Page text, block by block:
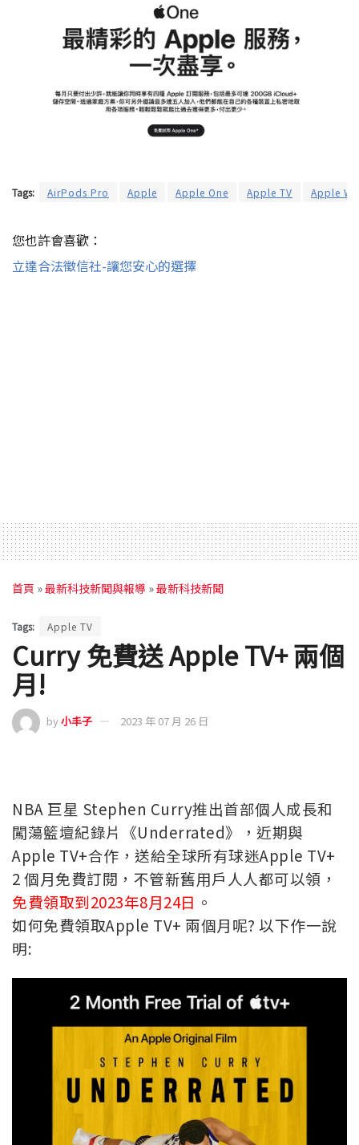
Tags: AirPods Pro Apple Apple One Apple TV Apple
您也許會喜歡：
立達合法徵信社-讓您安心的選擇
首頁 »最新科技新聞與報導 »最新科技新聞
Tags: Apple TV
Curry 免費送 Apple TV+ 兩個
月!
by小丰子 2023 年 07 月 26 日
NBA 巨星 Stephen Curry推出首部個人成長和
闖蕩籃壇紀錄片《Underrated》，近期與
Apple TV+合作，送給全球所有球迷Apple TV+
2 個月免費訂閱，不管新舊用戶人人都可以領，
免費領取到2023年8月24日 。
如何免費領取Apple TV+ 兩個月呢? 以下作一說
明: